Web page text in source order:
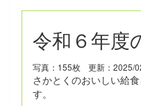
令和６年度
写真：155枚 更新：2025/
さかとくのおいしい給
す。